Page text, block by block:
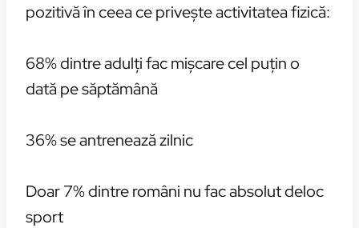
pozitivă în ceea ce privește activitatea fizică:
68% dintre adulți fac mișcare cel puțin o
dată pe săptămână
36% se antrenează zilnic
Doar 7% dintre români nu fac absolut deloc
sport